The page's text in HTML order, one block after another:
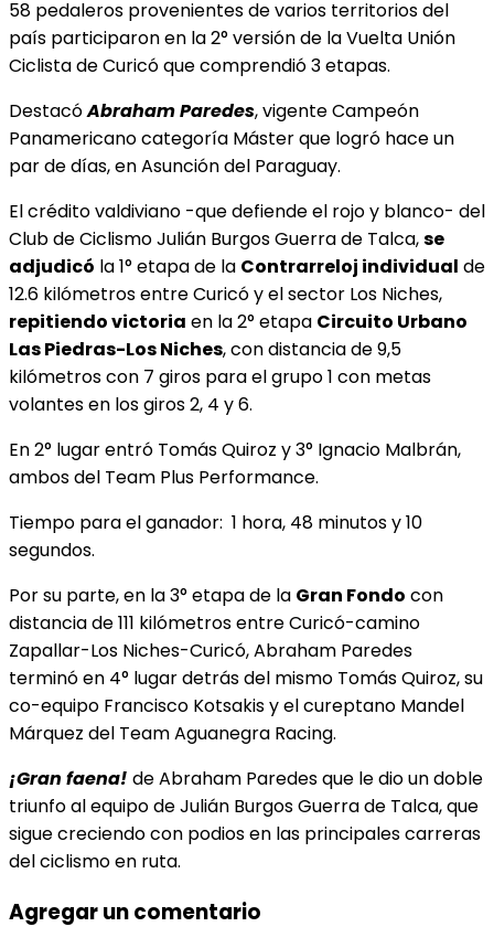
58 pedaleros provenientes de varios territorios del
país participaron en la 2° versión de la Vuelta Unión
Ciclista de Curicó que comprendió 3 etapas.
DestacóAbraham Paredes, vigente Campeón
Panamericano categoría Máster que logró hace un
par de días, en Asunción del Paraguay.
El crédito valdiviano -que defiende el rojo y blanco- del
Club de Ciclismo Julián Burgos Guerra de Talca,se
adjudicó la 1° etapa de la Contrarreloj individual de
12.6 kilómetros entre Curicó y el sector Los Niches,
repitiendo victoria en la 2° etapa Circuito Urbano
Las Piedras-Los Niches, con distancia de 9,5
kilómetros con 7 giros para el grupo 1 con metas
volantes en los giros 2, 4 y 6.
En 2° lugar entró Tomás Quiroz y 3° Ignacio Malbrán,
ambos del Team Plus Performance.
Tiempo para el ganador: 1 hora, 48 minutos y 10
segundos.
Por su parte, en la 3° etapa de la Gran Fondo con
distancia de 111 kilómetros entre Curicó-camino
Zapallar-Los Niches-Curicó, Abraham Paredes
terminó en 4° lugar detrás del mismo Tomás Quiroz, su
co-equipo Francisco Kotsakis y el cureptano Mandel
Márquez del Team Aguanegra Racing.
¡Gran faena! de Abraham Paredes que le dio un doble
triunfo al equipo de Julián Burgos Guerra de Talca, que
sigue creciendo con podios en las principales carreras
del ciclismo en ruta.
Agregar un comentario